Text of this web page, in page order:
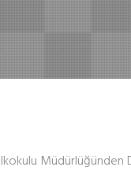
Müdürlüğünden